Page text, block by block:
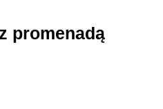
promenadą